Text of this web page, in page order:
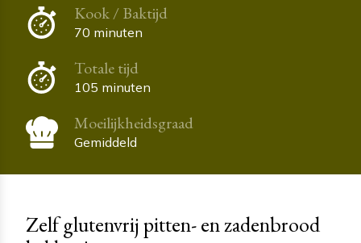
Kook / Baktijd
70 minuten
Totale tijd
105 minuten
Moeilijkheidsgraad
Gemiddeld
Zelf glutenvrij pitten- en zadenbrood